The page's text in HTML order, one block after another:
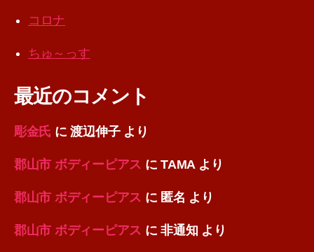
コロナ
ちゅ～っす
最近のコメント
彫金氏 に渡辺伸子より
郡山市 ボディーピアス にTAMA より
郡山市 ボディーピアス に 匿名 より
郡山市 ボディーピアス に非通知 より